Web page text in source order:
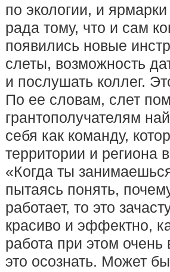
по экологии, и
рада тому, что и сам
появились новые
слеты, возможность
и послушать коллег.
По ее словам, слет
грантополучателям
себя как команду,
территории и региона
«Когда ты
пытаясь понять,
работает, то это
красиво и эффектно,
работа при этом
это осознать. Может